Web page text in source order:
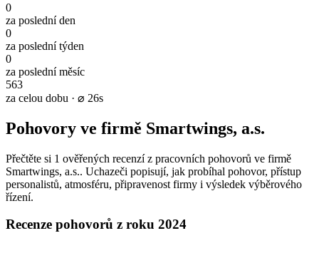
0
za poslední den
0
za poslední týden
0
za poslední měsíc
563
za celou dobu · ⌀ 26s
Pohovory ve firmě Smartwings, a.s.
Přečtěte si 1 ověřených recenzí z pracovních pohovorů ve firmě
Smartwings, a.s.. Uchazeči popisují, jak probíhal pohovor, přístup
personalistů, atmosféru, připravenost firmy i výsledek výběrového
řízení.
Recenze pohovorů z roku 2024